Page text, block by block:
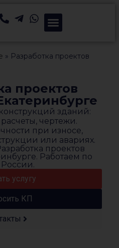
» Разработка проектов
проектов
зданий:
чертежи.
при износе,
или авариях.
проектов
Работаем по
услугу
КП